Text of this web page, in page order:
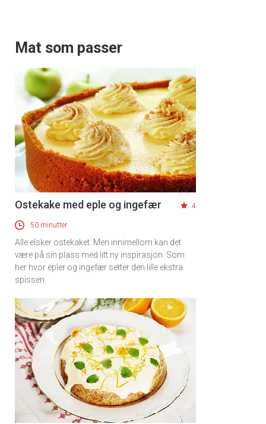
Få ukentlige nyhetsbrev fra
Apéritif
Vi tilbyr flere ukentlige nyhetsbrev. Du
kan fritt velge hvilke du ønsker å få
tilsendt.
Registrer deg
Mat som passer
Ostekake med eple og ingefær 4
50 minutter
Alle elsker ostekaket. Men innimellom kan det
være på sin plass med litt ny inspirasjon. Som
her hvor epler og ingefær setter den lille ekstra
spissen.